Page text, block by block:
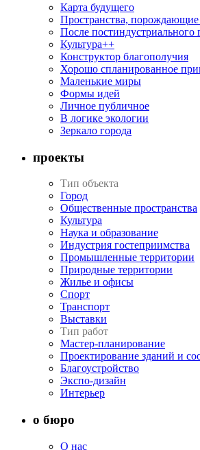
Карта будущего
Пространства,
После постиндустриального
Культура++
Конструктор благополучия
Хорошо спланированное
Маленькие миры
Формы идей
Личное публичное
В логике экологии
Зеркало города
проекты
Тип объекта
Город
Общественные пространства
Культура
Наука и образование
Индустрия гостеприимства
Промышленные территории
Природные территории
Жилье и офисы
Спорт
Транспорт
Выставки
Тип работ
Мастер-планирование
Проектирование зданий и
Благоустройство
Экспо-дизайн
Интерьер
о бюро
О нас